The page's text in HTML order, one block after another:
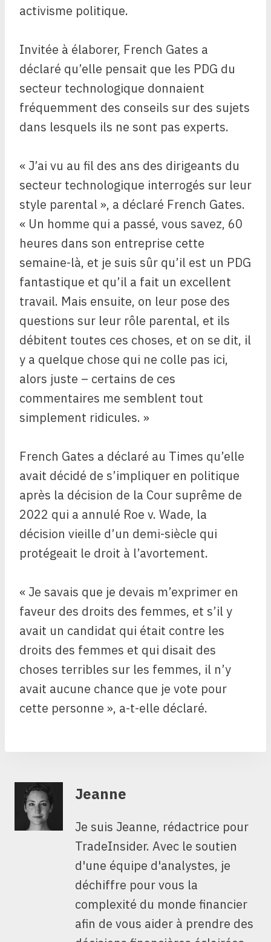
activisme politique.
Invitée à élaborer, French Gates a
déclaré qu’elle pensait que les PDG du
secteur technologique donnaient
fréquemment des conseils sur des sujets
dans lesquels ils ne sont pas experts.
« J’ai vu au fil des ans des dirigeants du
secteur technologique interrogés sur leur
style parental », a déclaré French Gates.
« Un homme qui a passé, vous savez, 60
heures dans son entreprise cette
semaine-là, et je suis sûr qu’il est un PDG
fantastique et qu’il a fait un excellent
travail. Mais ensuite, on leur pose des
questions sur leur rôle parental, et ils
débitent toutes ces choses, et on se dit, il
y a quelque chose qui ne colle pas ici,
alors juste – certains de ces
commentaires me semblent tout
simplement ridicules. »
French Gates a déclaré au Times qu’elle
avait décidé de s’impliquer en politique
après la décision de la Cour suprême de
2022 qui a annulé Roe v. Wade, la
décision vieille d’un demi-siècle qui
protégeait le droit à l’avortement.
« Je savais que je devais m’exprimer en
faveur des droits des femmes, et s’il y
avait un candidat qui était contre les
droits des femmes et qui disait des
choses terribles sur les femmes, il n’y
avait aucune chance que je vote pour
cette personne », a-t-elle déclaré.
Jeanne
Je suis Jeanne, rédactrice pour
TradeInsider. Avec le soutien
d'une équipe d'analystes, je
déchiffre pour vous la
complexité du monde financier
afin de vous aider à prendre des